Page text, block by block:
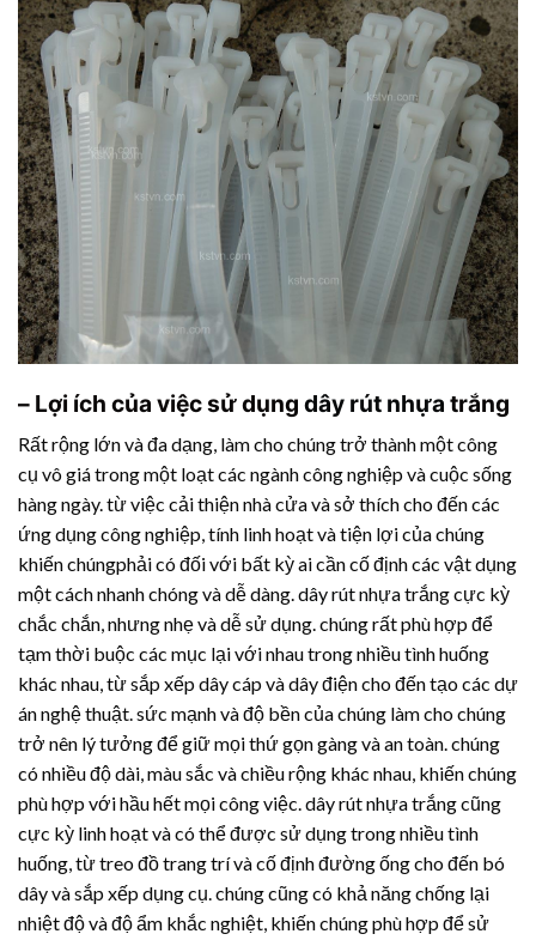
– Lợi ích của việc sử dụng dây rút nhựa trắng
Rất rộng lớn và đa dạng, làm cho chúng trở thành một công
cụ vô giá trong một loạt các ngành công nghiệp và cuộc sống
hàng ngày. từ việc cải thiện nhà cửa và sở thích cho đến các
ứng dụng công nghiệp, tính linh hoạt và tiện lợi của chúng
khiến chúngphải có đối với bất kỳ ai cần cố định các vật dụng
một cách nhanh chóng và dễ dàng.dây rút nhựatrắng cực kỳ
chắc chắn, nhưng nhẹ và dễ sử dụng. chúng rất phù hợp để
tạm thời buộc các mục lại với nhau trong nhiều tình huống
khác nhau, từ sắp xếp dây cáp và dây điện cho đến tạo các dự
án nghệ thuật. sức mạnh và độ bền của chúng làm cho chúng
trở nên lý tưởng để giữ mọi thứ gọn gàng và an toàn. chúng
có nhiều độ dài, màu sắc và chiều rộng khác nhau, khiến chúng
phù hợp với hầu hết mọi công việc.dây rút nhựatrắng cũng
cực kỳ linh hoạt và có thể được sử dụng trong nhiều tình
huống, từ treo đồ trang trí và cố định đường ống cho đến bó
dây và sắp xếp dụng cụ. chúng cũng có khả năng chống lại
nhiệt độ và độ ẩm khắc nghiệt, khiến chúng phù hợp để sử